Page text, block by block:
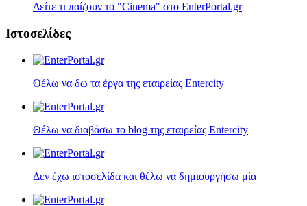
Δείτε τι παίζουν τo "Cinema" στο EnterPortal.gr
Ιστοσελίδες
Θέλω να δω τα έργα της εταιρείας Entercity
Θέλω να διαβάσω το blog της εταιρείας Entercity
Δεν έχω ιστοσελίδα και θέλω να δημιουργήσω μία